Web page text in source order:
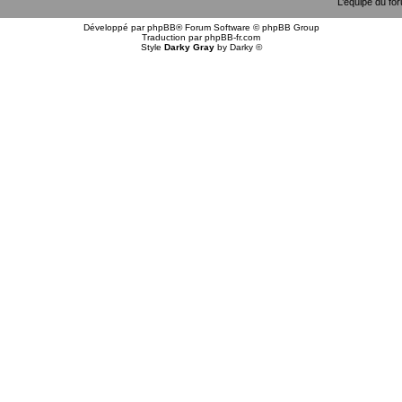
Développé parphpBB® Forum Software © phpBB Group
Traduction parphpBB-fr.com
Style Darky Grayby Darky©